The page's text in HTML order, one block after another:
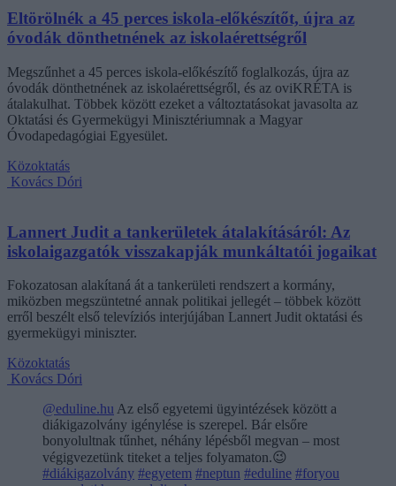
Eltörölnék a 45 perces iskola-előkészítőt, újra az
óvodák dönthetnének az iskolaérettségről
Megszűnhet a 45 perces iskola-előkészítő foglalkozás, újra az
óvodák dönthetnének az iskolaérettségről, és az oviKRÉTA is
átalakulhat. Többek között ezeket a változtatásokat javasolta az
Oktatási és Gyermekügyi Minisztériumnak a Magyar
Óvodapedagógiai Egyesület.
Közoktatás
Kovács Dóri
Lannert Judit a tankerületek átalakításáról: Az
iskolaigazgatók visszakapják munkáltatói jogaikat
Fokozatosan alakítaná át a tankerületi rendszert a kormány,
miközben megszüntetné annak politikai jellegét – többek között
erről beszélt első televíziós interjújában Lannert Judit oktatási és
gyermekügyi miniszter.
Közoktatás
Kovács Dóri
@eduline.hu Az első egyetemi ügyintézések között a
diákigazolvány igénylése is szerepel. Bár elsőre
bonyolultnak tűnhet, néhány lépésből megvan – most
végigvezetünk titeket a teljes folyamaton.😉
#diákigazolvány #egyetem #neptun #eduline #foryou